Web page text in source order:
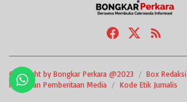
Copyright by Bongkar Perkara @2023
Box Redaksi
Pedoman Pemberitaan Media
Kode Etik Jurnalis